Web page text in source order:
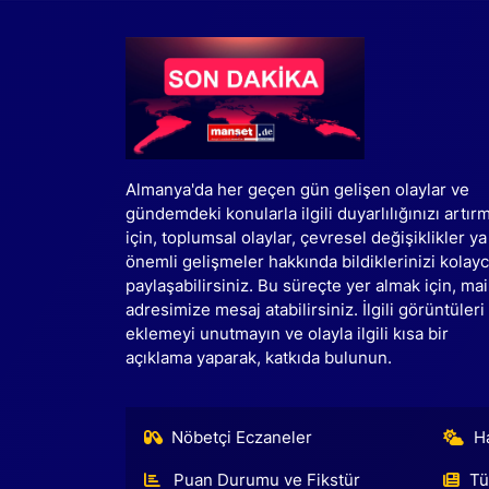
Almanya'da her geçen gün gelişen olaylar ve
gündemdeki konularla ilgili duyarlılığınızı
için, toplumsal olaylar, çevresel değişiklikler ya
önemli gelişmeler hakkında bildiklerinizi
paylaşabilirsiniz. Bu süreçte yer almak için,
adresimize mesaj atabilirsiniz. İlgili görüntüleri
eklemeyi unutmayın ve olayla ilgili kısa bir
açıklama yaparak, katkıda bulunun.
Nöbetçi Eczaneler
Puan Durumu ve Fikstür
SİYASET